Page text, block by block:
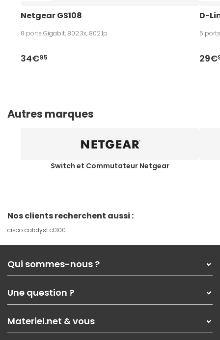
Netgear GS108
8 ports Gigabit, 802.3x, 802.1p
34€95
D-
5
29€
Autres marques
Switch et Commutateur Netgear
Nos clients recherchent aussi :
cisco catalyst c1300
Qui sommes-nous ?
Nos services
Les magasins Materiel.net
Nos solutions pour les pros
Contactez-nous
Une question ?
Paiement, livraison
Garanties,Pack Zen
Materiel.net & vous